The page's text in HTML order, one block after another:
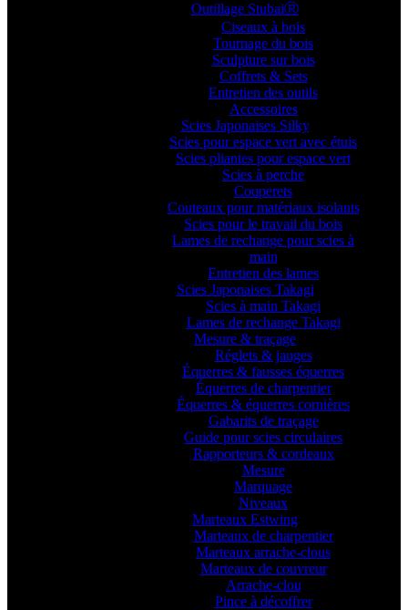
Outillage StubaiⓇ
Ciseaux à bois
Tournage du bois
Sculpture sur bois
Coffrets & Sets
Entretien des outils
Accessoires
Scies Japonaises Silky
Scies pour espace vert avec étuis
Scies pliantes pour espace vert
Scies à perche
Couperets
Couteaux pour matériaux isolants
Scies pour le travail du bois
Lames de rechange pour scies à
main
Entretien des lames
Scies Japonaises Takagi
Scies à main Takagi
Lames de rechange Takagi
Mesure & traçage
Réglets & jauges
Équerres & fausses équerres
Équerres de charpentier
Équerres & équerres cornières
Gabarits de traçage
Guide pour scies circulaires
Rapporteurs & cordeaux
Mesure
Marquage
Niveaux
Marteaux Estwing
Marteaux de charpentier
Marteaux arrache-clous
Marteaux de couvreur
Arrache-clou
Pince à décoffrer